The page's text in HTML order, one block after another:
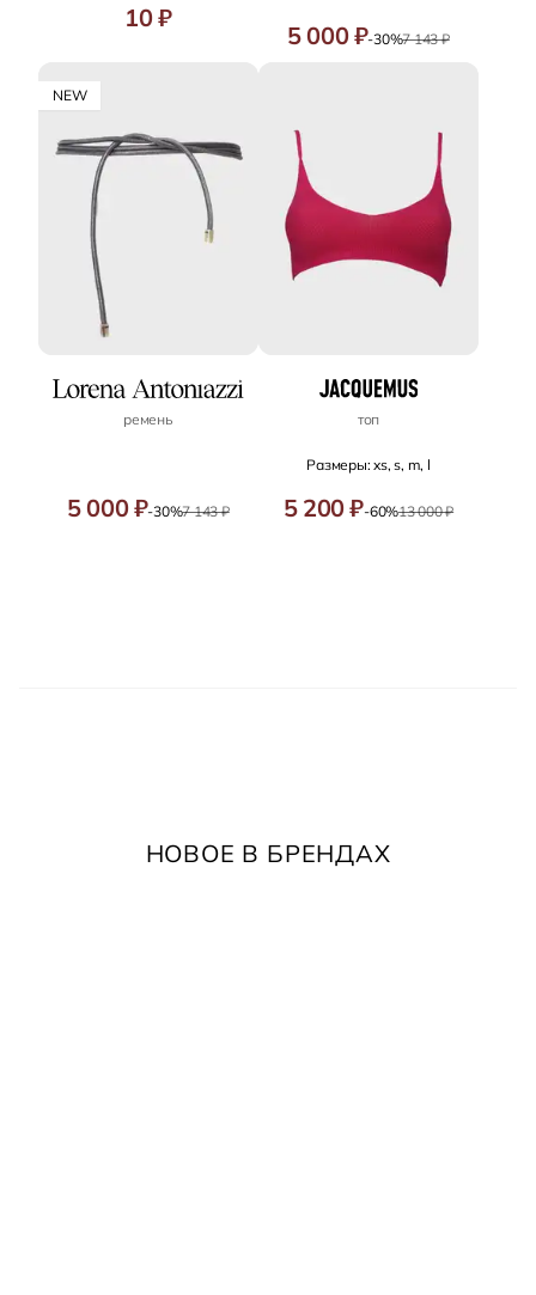
10 ₽
5 000 ₽-30%7 143 ₽
NEW
ремень
5 000 ₽-30%7 143 ₽
топ
Размеры: xs, s, m, l
5 200 ₽-60%13 000 ₽
НОВОЕ В БРЕНДАХ